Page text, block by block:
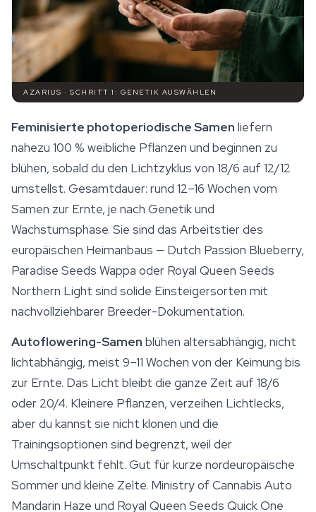
AZARIUS · SCHRITT 1: GENETIK AUSWÄHLEN
Feminisierte photoperiodische Samen liefern
nahezu 100 % weibliche Pflanzen und beginnen zu
blühen, sobald du den Lichtzyklus von 18/6 auf 12/12
umstellst. Gesamtdauer: rund 12–16 Wochen vom
Samen zur Ernte, je nach Genetik und
Wachstumsphase. Sie sind das Arbeitstier des
europäischen Heimanbaus — Dutch Passion Blueberry,
Paradise Seeds Wappa oder Royal Queen Seeds
Northern Light sind solide Einsteigersorten mit
nachvollziehbarer Breeder-Dokumentation.
Autoflowering-Samen blühen altersabhängig, nicht
lichtabhängig, meist 9–11 Wochen von der Keimung bis
zur Ernte. Das Licht bleibt die ganze Zeit auf 18/6
oder 20/4. Kleinere Pflanzen, verzeihen Lichtlecks,
aber du kannst sie nicht klonen und die
Trainingsoptionen sind begrenzt, weil der
Umschaltpunkt fehlt. Gut für kurze nordeuropäische
Sommer und kleine Zelte. Ministry of Cannabis Auto
Mandarin Haze und Royal Queen Seeds Quick One